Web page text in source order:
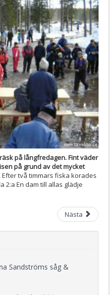
på långfredagen. Fint väder
på grund av det mycket
. Efter två timmars fiska korades
2:a En dam till allas glädje
Nästa
Sandströms såg &